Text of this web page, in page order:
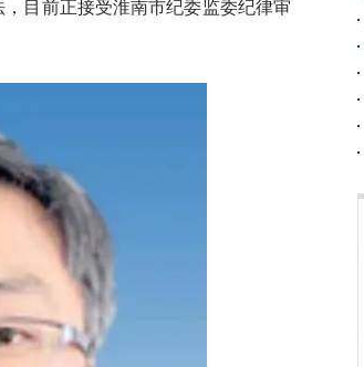
目前正接受淮南市纪委监委纪律审